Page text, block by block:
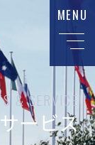
MENU
& SERVICE
ービス